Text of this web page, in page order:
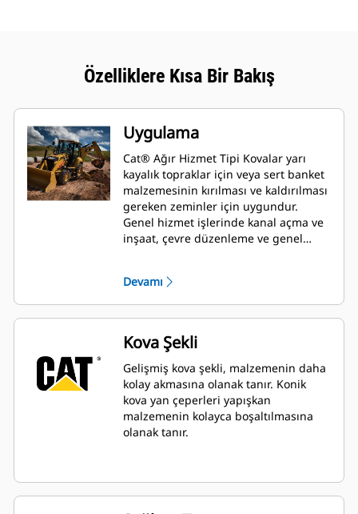
Özelliklere Kısa Bir Bakış
Uygulama
Cat® Ağır Hizmet Tipi Kovalar yarı
kayalık topraklar için veya sert banket
malzemesinin kırılması ve kaldırılması
gereken zeminler için uygundur.
Genel hizmet işlerinde kanal açma ve
inşaat, çevre düzenleme ve genel
uygulamaları için idealdir.
Devamı
Kova Şekli
Gelişmiş kova şekli, malzemenin daha
kolay akmasına olanak tanır. Konik
kova yan çeperleri yapışkan
malzemenin kolayca boşaltılmasına
olanak tanır.